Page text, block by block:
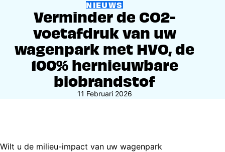
NIEUWS
Verminder de CO2-
voetafdruk van uw
wagenpark met HVO, de
100% hernieuwbare
biobrandstof
11 Februari 2026
Wilt u de milieu-impact van uw wagenpark